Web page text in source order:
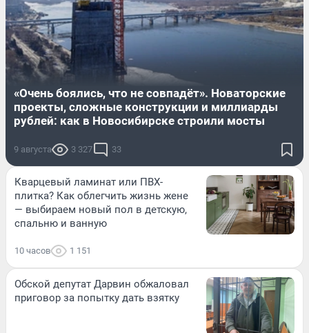
«Очень боялись, что не совпадёт». Новаторские
проекты, сложные конструкции и миллиарды
рублей: как в Новосибирске строили мосты
9 августа 3 327 33
Кварцевый ламинат или ПВХ-
плитка? Как облегчить жизнь жене
— выбираем новый пол в детскую,
спальню и ванную
10 часов 1 151
Обской депутат Дарвин обжаловал
приговор за попытку дать взятку